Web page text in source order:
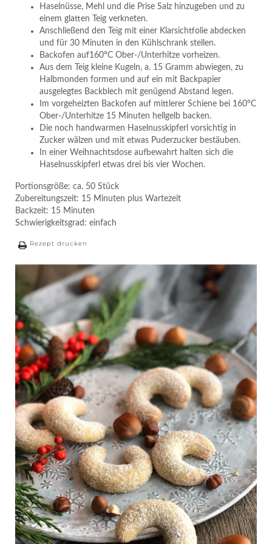
Haselnüsse, Mehl und die Prise Salz hinzugeben und zu
einem glatten Teig verkneten.
Anschließend den Teig mit einer Klarsichtfolie abdecken
und für 30 Minuten in den Kühlschrank stellen.
Backofen auf160°C Ober-/Unterhitze vorheizen.
Aus dem Teig kleine Kugeln, a. 15 Gramm abwiegen, zu
Halbmonden formen und auf ein mit Backpapier
ausgelegtes Backblech mit genügend Abstand legen.
Im vorgeheizten Backofen auf mittlerer Schiene bei 160°C
Ober-/Unterhitze 15 Minuten hellgelb backen.
Die noch handwarmen Haselnusskipferl vorsichtig in
Zucker wälzen und mit etwas Puderzucker bestäuben.
In einer Weihnachtsdose aufbewahrt halten sich die
Haselnusskipferl etwas drei bis vier Wochen.
Portionsgröße: ca. 50 Stück
Zubereitungszeit: 15 Minuten plus Wartezeit
Backzeit: 15 Minuten
Schwierigkeitsgrad: einfach
Rezept drucken